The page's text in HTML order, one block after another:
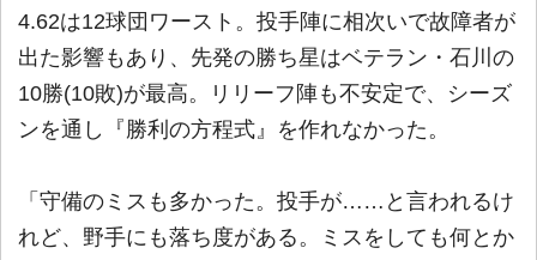
4.62は12球団ワースト。投手陣に相次いで故障者が
出た影響もあり、先発の勝ち星はベテラン・石川の
10勝(10敗)が最高。リリーフ陣も不安定で、シーズ
ンを通し『勝利の方程式』を作れなかった。
「守備のミスも多かった。投手が……と言われるけ
れど、野手にも落ち度がある。ミスをしても何とか